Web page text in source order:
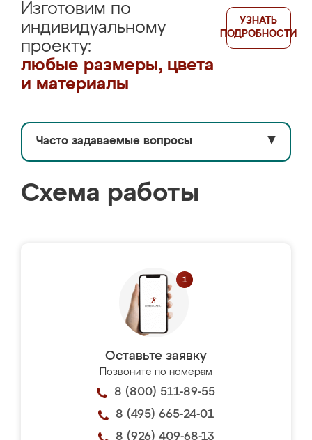
Изготовим по
индивидуальному
проекту:
любые размеры, цвета
и материалы
УЗНАТЬ
ПОДРОБНОСТИ
Часто задаваемые вопросы ▼
Схема работы
Оставьте заявку
Позвоните по номерам
8 (800) 511-89-55
8 (495) 665-24-01
8 (926) 409-68-13